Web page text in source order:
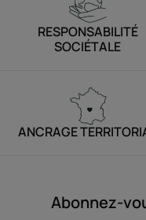
RESPONSABILITÉ
SOCIÉTALE
ANCRAGE
Abonnez-